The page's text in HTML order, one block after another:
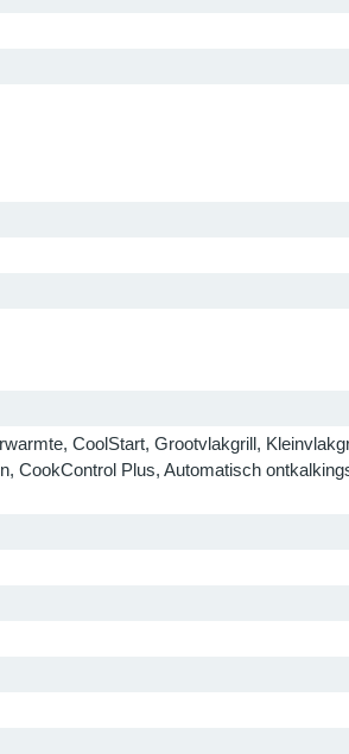
CoolStart, Grootvlakgrill,
CookControl Plus, Automatisch